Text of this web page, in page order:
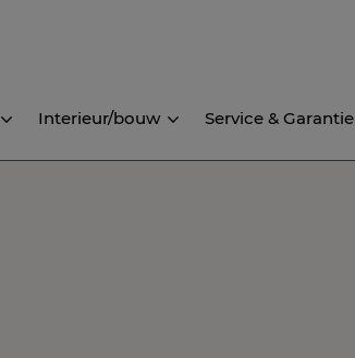
Interieur/bouw Service & Garantie